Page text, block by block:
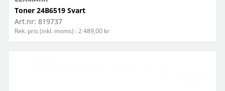
Toner 24B6519 Svart
Art.nr: 819737
Rek. pris (inkl. moms) : 2 489,00 kr